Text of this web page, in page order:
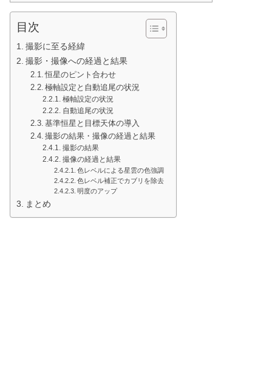
目次
撮影に至る経緯
撮影・撮像への経過と結果
恒星のピント合わせ
極軸設定と自動追尾の状況
極軸設定の状況
自動追尾の状況
基準恒星と目標天体の導入
撮影の結果・撮像の経過と結果
撮影の結果
撮像の経過と結果
色レベルによる星雲の色強調
色レベル補正でカブリを除去
明度のアップ
まとめ